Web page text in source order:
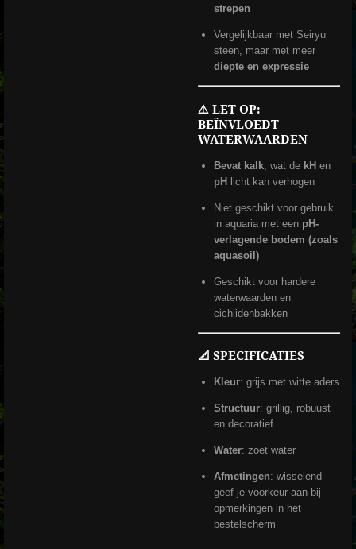
strepen
Vergelijkbaar met Seiryu
steen, maar met meer
diepte en expressie
⚠️ LET OP:
BEÏNVLOEDT
WATERWAARDEN
Bevat kalk, wat de kH en
pH licht kan verhogen
Niet geschikt voor gebruik
in aquaria met een pH-
verlagende bodem (zoals
aquasoil)
Geschikt voor hardere
waterwaarden en
cichlidenbakken
📐 SPECIFICATIES
Kleur: grijs met witte aders
Structuur: grillig, robuust
en decoratief
Water: zoet water
Afmetingen: wisselend –
geef je voorkeur aan bij
opmerkingen in het
bestelscherm